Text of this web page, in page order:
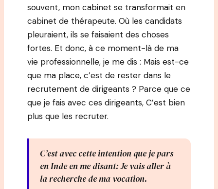
souvent, mon cabinet se transformait en
cabinet de thérapeute. Où les candidats
pleuraient, ils se faisaient des choses
fortes. Et donc, à ce moment-là de ma
vie professionnelle, je me dis : Mais est-ce
que ma place, c’est de rester dans le
recrutement de dirigeants ? Parce que ce
que je fais avec ces dirigeants, C’est bien
plus que les recruter.
C’est avec cette intention que je pars
en Inde en me disant: Je vais aller à
la recherche de ma vocation.